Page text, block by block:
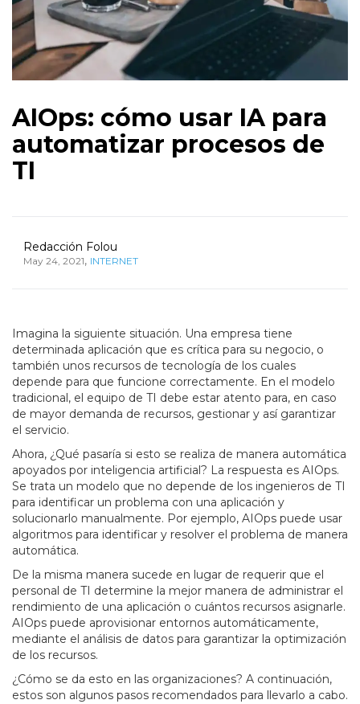
AIOps: cómo usar IA para
automatizar procesos de
TI
Redacción Folou
May 24, 2021, INTERNET
Imagina la siguiente situación. Una empresa tiene
determinada aplicación que es crítica para su negocio, o
también unos recursos de tecnología de los cuales
depende para que funcione correctamente. En el modelo
tradicional, el equipo de TI debe estar atento para, en caso
de mayor demanda de recursos, gestionar y así garantizar
el servicio.
Ahora, ¿Qué pasaría si esto se realiza de manera automática
apoyados por inteligencia artificial? La respuesta es AIOps.
Se trata un modelo que no depende de los ingenieros de TI
para identificar un problema con una aplicación y
solucionarlo manualmente. Por ejemplo, AIOps puede usar
algoritmos para identificar y resolver el problema de manera
automática.
De la misma manera sucede en lugar de requerir que el
personal de TI determine la mejor manera de administrar el
rendimiento de una aplicación o cuántos recursos asignarle.
AIOps puede aprovisionar entornos automáticamente,
mediante el análisis de datos para garantizar la optimización
de los recursos.
¿Cómo se da esto en las organizaciones? A continuación,
estos son algunos pasos recomendados para llevarlo a cabo.